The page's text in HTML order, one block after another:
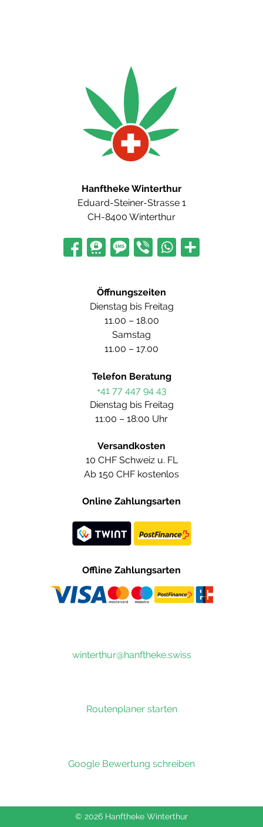
Hanftheke Winterthur
Eduard-Steiner-Strasse 1
CH-8400 Winterthur
Öffnungszeiten
Dienstag bis Freitag
11.00 – 18.00
Samstag
11.00 – 17.00
Telefon Beratung
+41 77 447 94 43
Dienstag bis Freitag
11:00 – 18:00 Uhr
Versandkosten
10 CHF Schweiz u. FL
Ab 150 CHF kostenlos
Online Zahlungsarten
Offline Zahlungsarten
winterthur@hanftheke.swiss
Routenplaner starten
Google Bewertung schreiben
© 2026 Hanftheke Winterthur